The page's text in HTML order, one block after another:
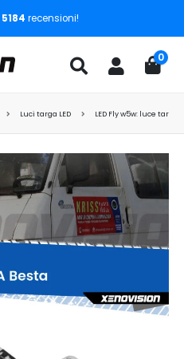
5184 recensioni!
0
Luci targa LED LED Fly w5w: luce targa